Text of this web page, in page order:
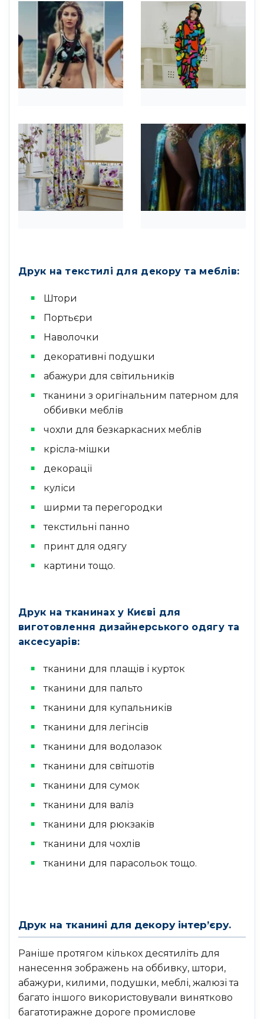
Друк на текстилі для декору та меблів:
Штори
Портьєри
Наволочки
декоративні подушки
абажури для світильників
тканини з оригінальним патерном для
оббивки меблів
чохли для безкаркасних меблів
крісла-мішки
декорації
куліси
ширми та перегородки
текстильні панно
принт для одягу
картини тощо.
Друк на тканинах у Києві для
виготовлення дизайнерського одягу та
аксесуарів:
тканини для плащів і курток
тканини для пальто
тканини для купальників
тканини для легінсів
тканини для водолазок
тканини для світшотів
тканини для сумок
тканини для валіз
тканини для рюкзаків
тканини для чохлів
тканини для парасольок тощо.
Друк на тканині для декору інтер’єру.
Раніше протягом кількох десятиліть для
нанесення зображень на оббивку, штори,
абажури, килими, подушки, меблі, жалюзі та
багато іншого використовували винятково
багатотиражне дороге промислове